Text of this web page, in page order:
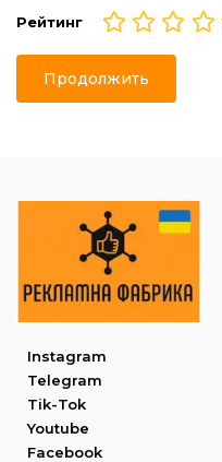
Рейтинг
Продолжить
Instagram
Telegram
Tik-Tok
Youtube
Facebook